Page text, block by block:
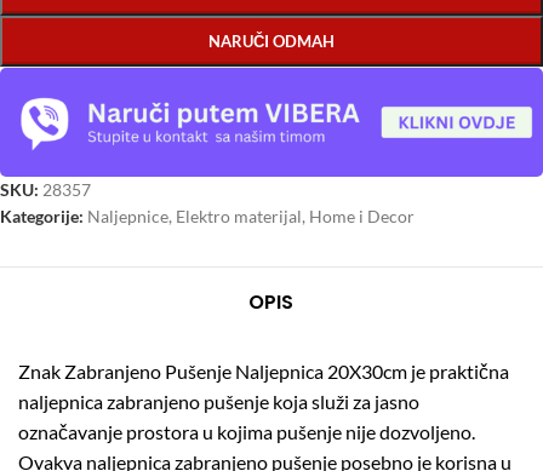
NARUČI ODMAH
SKU: 28357
Kategorije: Naljepnice, Elektro materijal, Home i Decor
OPIS
Znak Zabranjeno Pušenje Naljepnica 20X30cm je praktična
naljepnica zabranjeno pušenje koja služi za jasno
označavanje prostora u kojima pušenje nije dozvoljeno.
Ovakva naljepnica zabranjeno pušenje posebno je korisna u